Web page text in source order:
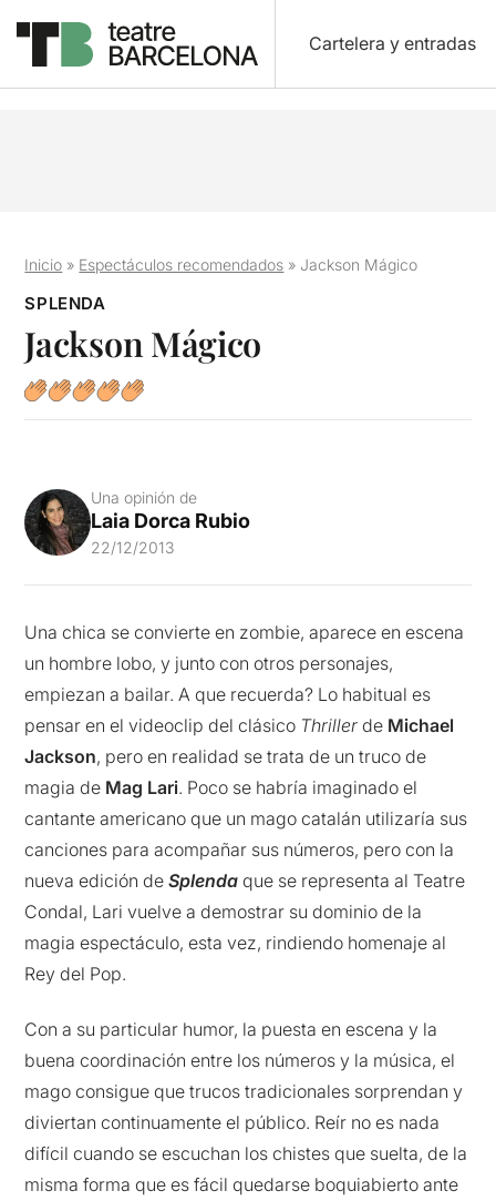
Cartelera y entradas
Inicio » Espectáculos recomendados » Jackson Mágico
SPLENDA
Jackson Mágico
Una opinión de
Laia Dorca Rubio
22/12/2013
Una chica se convierte en zombie, aparece en escena
un hombre lobo, y junto con otros personajes,
empiezan a bailar. A que recuerda? Lo habitual es
pensar en el videoclip del clásico Thriller de Michael
Jackson, pero en realidad se trata de un truco de
magia de Mag Lari. Poco se habría imaginado el
cantante americano que un mago catalán utilizaría sus
canciones para acompañar sus números, pero con la
nueva edición deSplenda que se representa al Teatre
Condal, Lari vuelve a demostrar su dominio de la
magia espectáculo, esta vez, rindiendo homenaje al
Rey del Pop.
Con a su particular humor, la puesta en escena y la
buena coordinación entre los números y la música, el
mago consigue que trucos tradicionales sorprendan y
diviertan continuamente el público. Reír no es nada
difícil cuando se escuchan los chistes que suelta, de la
misma forma que es fácil quedarse boquiabierto ante